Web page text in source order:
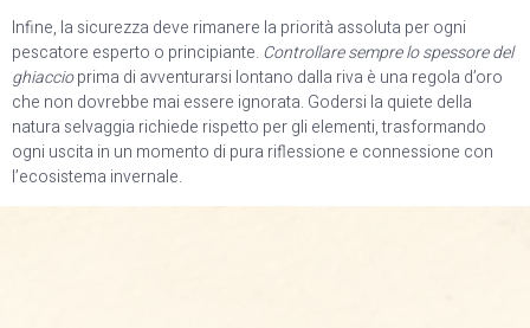
Infine, la sicurezza deve rimanere la priorità assoluta per ogni
pescatore esperto o principiante. Controllare sempre lo spessore del
ghiaccioprima di avventurarsi lontano dalla riva è una regola d’oro
che non dovrebbe mai essere ignorata. Godersi la quiete della
natura selvaggia richiede rispetto per gli elementi, trasformando
ogni uscita in un momento di pura riflessione e connessione con
l’ecosistema invernale.